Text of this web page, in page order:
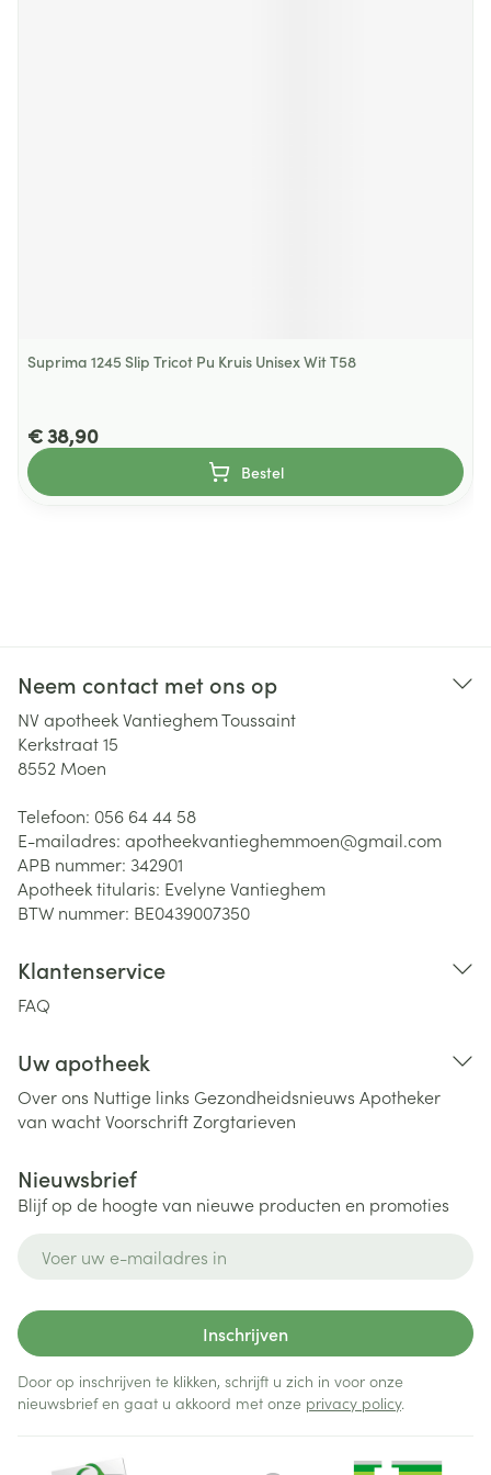
Suprima 1245 Slip Tricot Pu Kruis Unisex Wit T58
€ 38,90
Bestel
Neem contact met ons op
NV apotheek Vantieghem Toussaint
Kerkstraat 15
8552 Moen
Telefoon: 056 64 44 58
E-mailadres: apotheekvantieghemmoen@gmail.com
APB nummer: 342901
Apotheek titularis: Evelyne Vantieghem
BTW nummer: BE0439007350
Klantenservice
FAQ
Uw apotheek
Over ons Nuttige links Gezondheidsnieuws Apotheker
van wachtVoorschriftZorgtarieven
Nieuwsbrief
Blijf op de hoogte van nieuwe producten en promoties
Inschrijven
Door op inschrijven te klikken, schrijft u zich in voor onze
nieuwsbrief en gaat u akkoord met onze privacy policy.